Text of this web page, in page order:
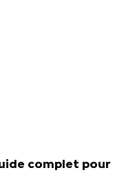
complet pour